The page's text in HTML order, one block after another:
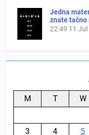
Jedna
znate tačno
22:49 11 Jul
M T W
3
4 5